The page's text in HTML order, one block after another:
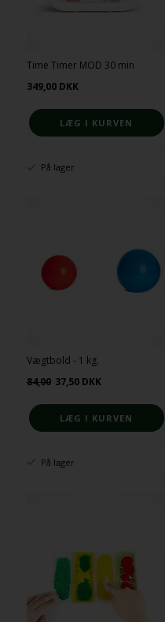
Time Timer MOD 30 min
349,00 DKK
På lager
Vægtbold - 1 kg.
84,00 37,50 DKK
På lager